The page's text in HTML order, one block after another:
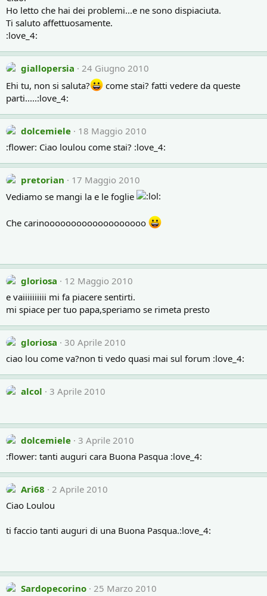
Ho letto che hai dei problemi...e ne sono dispiaciuta.
Ti saluto affettuosamente.
:love_4:
giallopersia
24 Giugno 2010
Ehi tu, non si saluta?
come stai? fatti vedere da queste
parti.....:love_4:
dolcemiele
18 Maggio 2010
:flower: Ciao loulou come stai? :love_4:
pretorian
17 Maggio 2010
Vediamo se mangi la e le foglie
Che carinooooooooooooooooooo
gloriosa
12 Maggio 2010
e vaiiiiiiiiii mi fa piacere sentirti.
mi spiace per tuo papa,speriamo se rimeta presto
gloriosa
30 Aprile 2010
ciao lou come va?non ti vedo quasi mai sul forum :love_4:
alcol 3 Aprile 2010
dolcemiele 3 Aprile 2010
:flower: tanti auguri cara Buona Pasqua :love_4:
Ari68
2 Aprile 2010
Ciao Loulou
ti faccio tanti auguri di una Buona Pasqua.:love_4:
Sardopecorino 25 Marzo 2010